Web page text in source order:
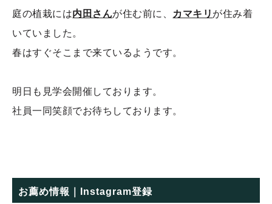
庭の植栽には内田さんが住む前に、 カマキリ が住み着
いていました。
春はすぐそこまで来ているようです。
明日も見学会開催しております。
社員一同笑顔でお待ちしております。
お薦め情報｜Instagram登録